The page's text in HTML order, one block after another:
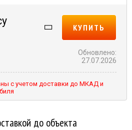
КУПИТЬ
Обновлено:
27.07.2026
с учетом доставки до МКАД и
до объекта